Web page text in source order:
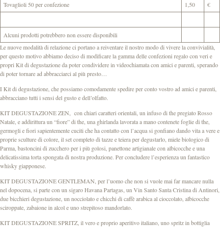
Tovaglioli 50 per confezione
1,50 €
Alcuni prodotti potrebbero non essere disponibili
Le nuove modalità di relazione ci portano a reiventare il nostro modo di vivere la convivialità,
per questo motivo abbiamo deciso di modificare la gamma delle confezioni regalo con veri e
propri Kit di degustazione da poter condividere in videochiamata con amici e parenti, sperando
di poter tornare ad abbracciarci al più presto…
I Kit di degustazione, che possiamo comodamente spedire per conto vostro ad amici e parenti,
abbracciano tutti i sensi del gusto e dell’olfatto.
KIT DEGUSTAZIONE ZEN, con chiari caratteri orientali, un infuso di the pregiato Rosso
Natale, e addirittura un “fiore” di the, una ghirlanda lavorata a mano contenete foglie di the,
germogli e fiori sapientemente cuciti che ha contatto con l’acqua si gonfiano dando vita a vere e
proprie sculture di colore, il set completo di tazze e teiera per degustarlo, miele biologico di
Parma, bastoncini di zucchero per i più golosi, panettone artigianale con albicocche e una
delicatissima torta spongata di nostra produzione. Per concludere l’esperienza un fantastico
whisky giapponese.
KIT DEGUSTAZIONE GENTLEMAN, per l’uomo che non si vuole mai far mancare nulla
nel dopocena, si parte con un sigaro Havana Partagas, un Vin Santo Santa Cristina di Antinori,
due bicchieri degustazione, un nocciolato e chicchi di caffè arabica al cioccolato, albicocche
sciroppate, zabaione in alcol e uno strepitoso mandorlato.
KIT DEGUSTAZIONE SPRITZ, il vero e proprio aperitivo italiano, uno spritz in bottiglia